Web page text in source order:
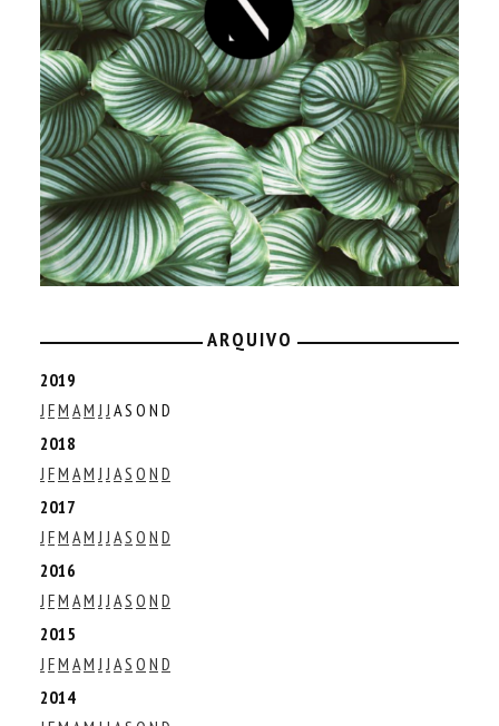
ARQUIVO
2019
J FM AM J J AS O N D
2018
J FM AM J J AS O N D
2017
J FM AM J J AS O N D
2016
J FM AM J J AS O N D
2015
J FM AM J J AS O N D
2014